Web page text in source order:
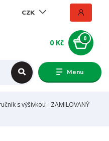
Menu
CZK
0
0 Kč
s výšivkou - ZAMILOVANÝ